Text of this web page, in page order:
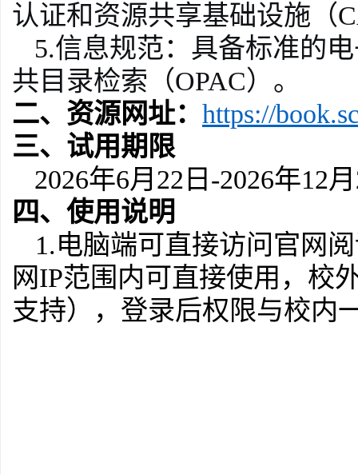
认证和资源共享基础设施（
5.信息规范：具备标准的
共目录检索（OPAC）。
二、资源网址： https://
三、试用期限
2026年6月 22 日-2026年12月
四、使用说明
1.电脑端可直接访问官网
网IP范围内可直接使用，校
支持），登录后权限与校内